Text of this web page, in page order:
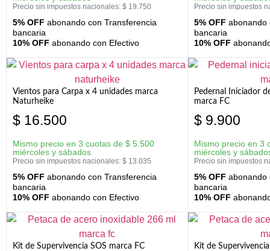
Precio sin impuestos nacionales: $ 19.750
5% OFF abonando con Transferencia
bancaria
10% OFF abonando con Efectivo
Precio sin impuestos
5% OFF abonando
bancaria
10% OFF
Vientos para Carpa x 4 unidades marca
Naturheike
$ 16.500
Mismo precio en 3 cuotas de $ 5.500
miércoles y sábados
Precio sin impuestos nacionales: $ 13.035
5% OFF abonando con Transferencia
bancaria
10% OFF abonando con Efectivo
Pedernal Iniciador
marca FC
$ 9.900
Mismo precio en 3
miércoles y
Precio sin impuestos
5% OFF abonando
bancaria
10% OFF
Kit de Supervivencia SOS marca FC Kit de